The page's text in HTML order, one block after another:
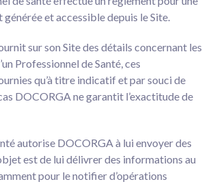
et accessible depuis le Site.
sur son Site des détails concernant les
Professionnel de Santé, ces
qu’à titre indicatif et par souci de
DOCORGA ne garantit l’exactitude de
autorise DOCORGA à lui envoyer des
est de lui délivrer des informations au
pour le notifier d’opérations